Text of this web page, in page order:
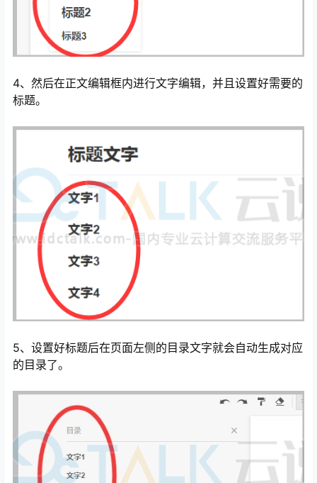
4、然后在正文编辑框内进行文字编辑，并且设置好需要的
标题。
5、设置好标题后在页面左侧的目录文字就会自动生成对应
的目录了。